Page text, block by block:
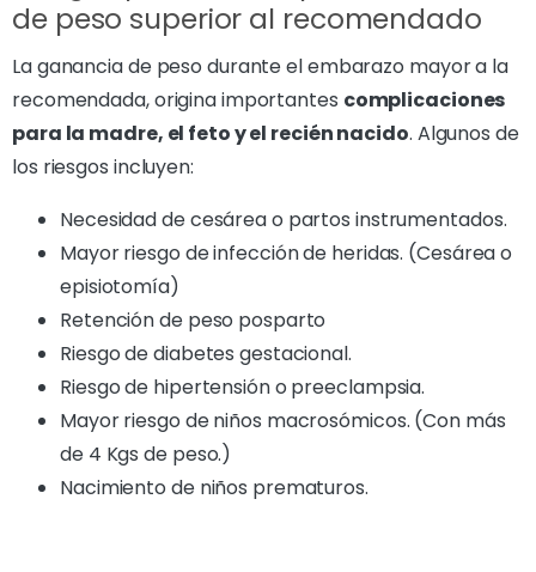
de peso superior al recomendado
La ganancia de peso durante el embarazo mayor a la
recomendada, origina importantes complicaciones
para la madre, el feto y el recién nacido. Algunos de
los riesgos incluyen:
Necesidad de cesárea o partos instrumentados.
Mayor riesgo de infección de heridas. (Cesárea o
episiotomía)
Retención de peso posparto
Riesgo de diabetes gestacional.
Riesgo de hipertensión o preeclampsia.
Mayor riesgo de niños macrosómicos. (Con más
de 4 Kgs de peso.)
Nacimiento de niños prematuros.